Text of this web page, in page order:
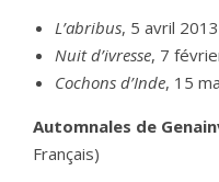
L’abribus, 5 avril 2013
Nuit d’ivresse, 7
Cochons d’Inde, 15
Automnales de
Français)